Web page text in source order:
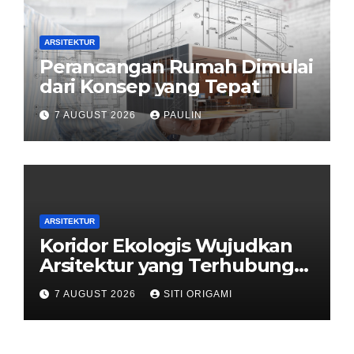
ARSITEKTUR
Perancangan Rumah Dimulai
dari Konsep yang Tepat
7 AUGUST 2026 PAULIN
ARSITEKTUR
Koridor Ekologis Wujudkan
Arsitektur yang Terhubung
dengan Alam
7 AUGUST 2026 SITI ORIGAMI